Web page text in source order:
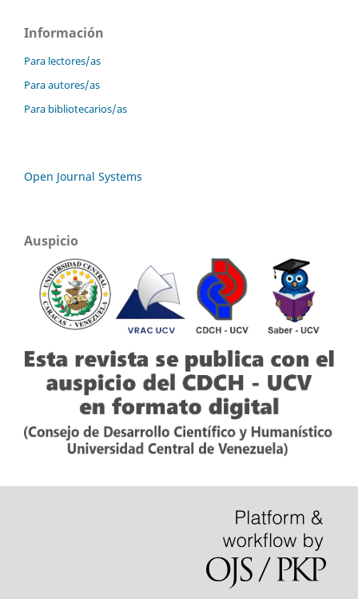
Información
Para lectores/as
Para autores/as
Para bibliotecarios/as
Open Journal Systems
Auspicio